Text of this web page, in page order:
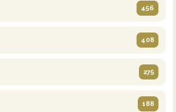
456
408
275
188